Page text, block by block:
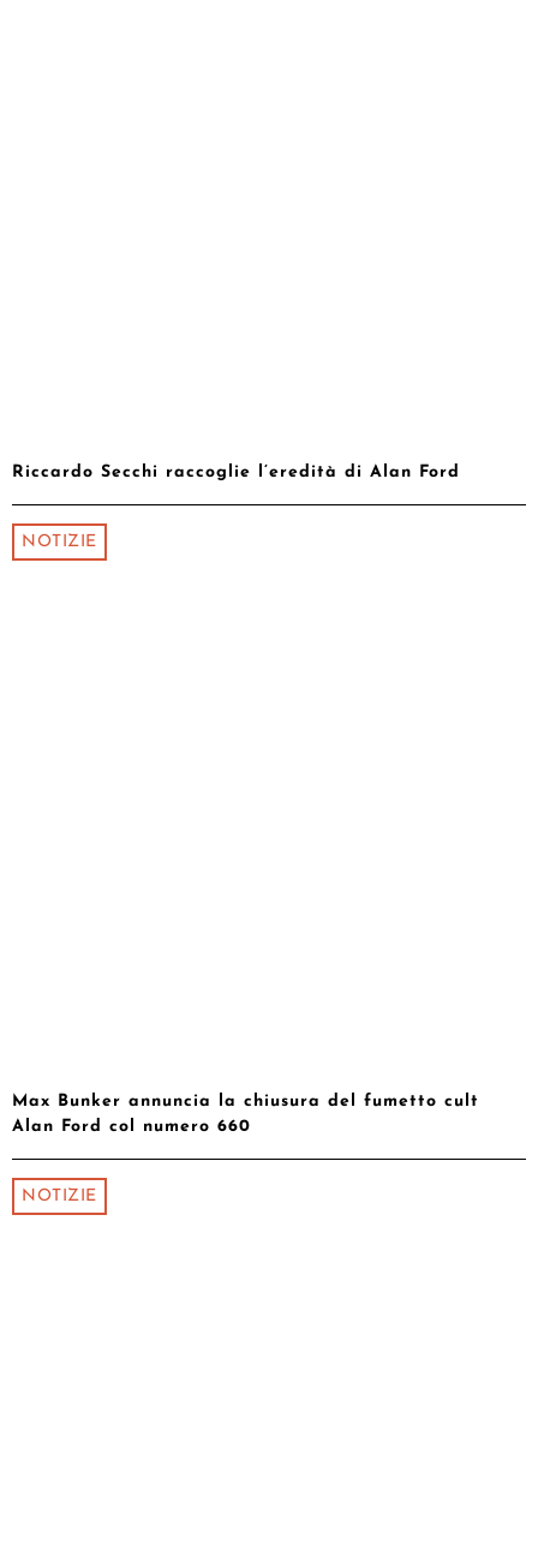
Riccardo Secchi raccoglie l’eredità di Alan Ford
NOTIZIE
Max Bunker annuncia la chiusura del fumetto cult
Alan Ford col numero 660
NOTIZIE